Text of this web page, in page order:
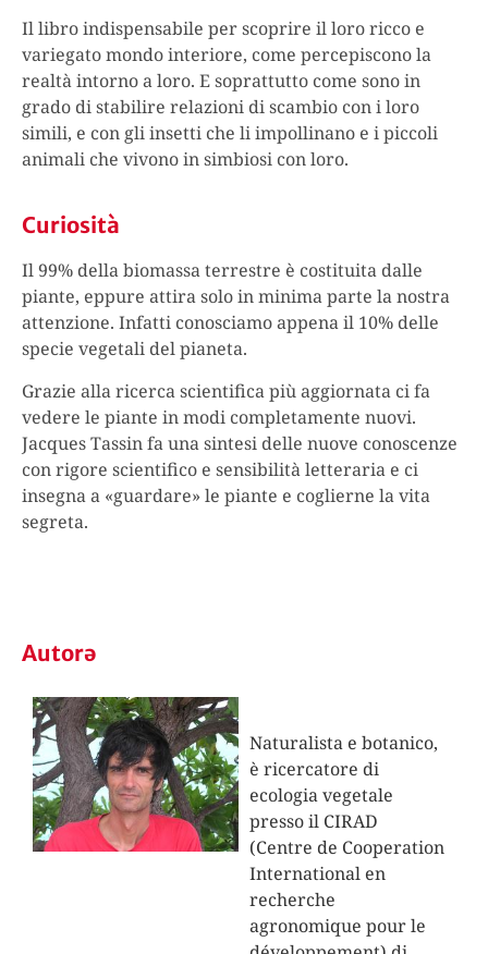
Il libro indispensabile per scoprire il loro ricco e
variegato mondo interiore, come percepiscono la
realtà intorno a loro. E soprattutto come sono in
grado di stabilire relazioni di scambio con i loro
simili, e con gli insetti che li impollinano e i piccoli
animali che vivono in simbiosi con loro.
Curiosità
Il 99% della biomassa terrestre è costituita dalle
piante, eppure attira solo in minima parte la nostra
attenzione. Infatti conosciamo appena il 10% delle
specie vegetali del pianeta.
Grazie alla ricerca scientifica più aggiornata ci fa
vedere le piante in modi completamente nuovi.
Jacques Tassin fa una sintesi delle nuove conoscenze
con rigore scientifico e sensibilità letteraria e ci
insegna a «guardare» le piante e coglierne la vita
segreta.
Autorə
Naturalista e botanico,
è ricercatore di
ecologia vegetale
presso il CIRAD
(Centre de Cooperation
International en
recherche
agronomique pour le